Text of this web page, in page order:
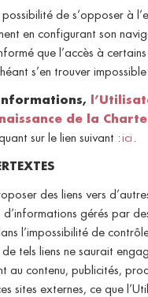
possibilité de s’opposer à
en configurant son
que l’accès à
s’en trouver
de la
sur le lien suivant :ici .
des liens vers
d’informations gérés par
l’impossibilité de
de tels liens ne saurait
au contenu, publicités,
sites externes, ce que